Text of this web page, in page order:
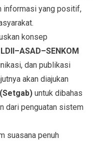
informasi yang positif,
konsep
dan publikasi
akan diajukan
untuk dibahas
dari penguatan sistem
suasana penuh